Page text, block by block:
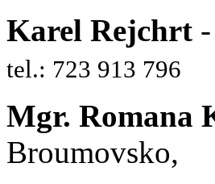
Karel Rejchrt
tel.: 723 913 796
Mgr. Romana
Broumovsko,